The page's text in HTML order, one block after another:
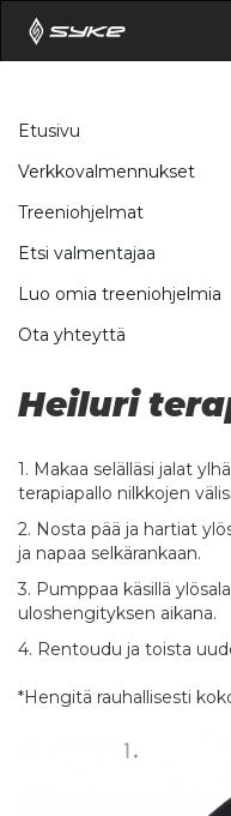
Etusivu
Verkkovalmennukset
Treeniohjelmat
Etsi valmentajaa
Luo omia treeniohjelmia
Ota yhteyttä
Heiluri
1. Makaa selälläsi jalat
terapiapallo nilkkojen
2. Nosta pää ja hartiat
ja napaa selkärankaan.
3. Pumppaa käsillä
uloshengityksen aikana.
4. Rentoudu ja toista
*Hengitä rauhallisesti